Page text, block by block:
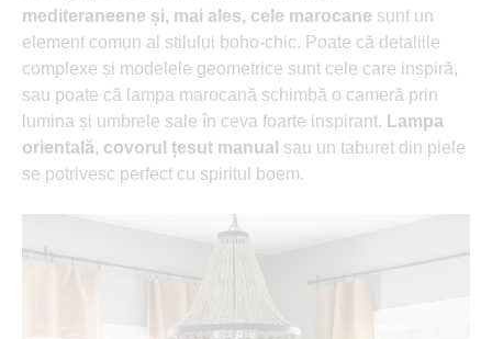
mediteraneene și, mai ales, cele marocane sunt un
element comun al stilului boho-chic. Poate că detaliile
complexe și modelele geometrice sunt cele care inspiră,
sau poate că lampa marocană schimbă o cameră prin
lumina și umbrele sale în ceva foarte inspirant. Lampa
orientală, covorul țesut manual sau un taburet din piele
se potrivesc perfect cu spiritul boem.